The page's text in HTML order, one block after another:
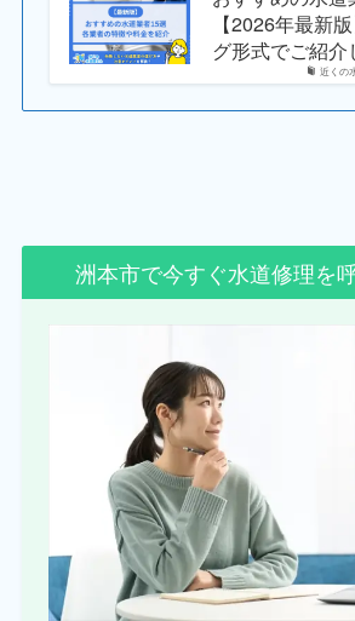
近くの
【2026年最新
グ形式でご紹介
洲本市で今すぐ水道修理を